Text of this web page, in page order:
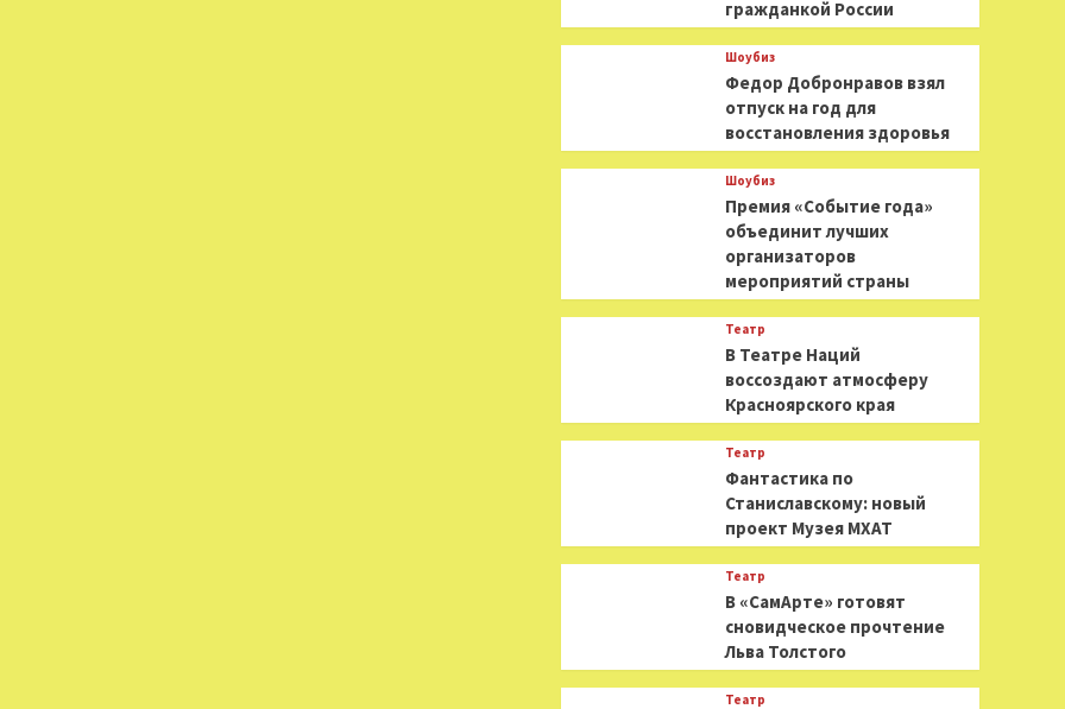
гражданкой России
Шоубиз
Федор Добронравов взял
отпуск на год для
восстановления здоровья
Шоубиз
Премия «Событие года»
объединит лучших
организаторов
мероприятий страны
Театр
В Театре Наций
воссоздают атмосферу
Красноярского края
Театр
Фантастика по
Станиславскому: новый
проект Музея МХАТ
Театр
В «СамАрте» готовят
сновидческое прочтение
Льва Толстого
Театр